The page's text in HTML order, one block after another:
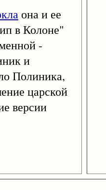
она и ее
в Колоне"
-
и
Полиника,
царской
версии